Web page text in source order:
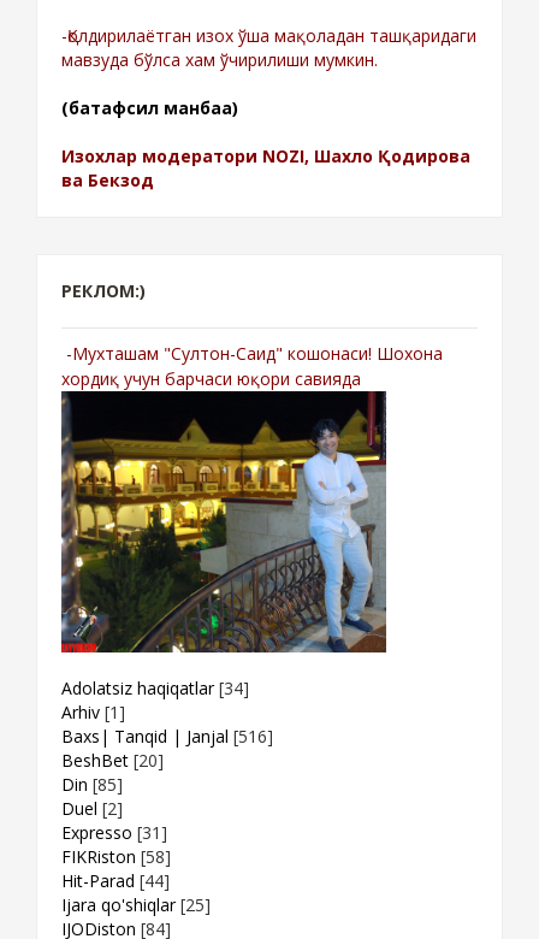
-Қолдирилаётган изох ўша мақоладан ташқаридаги
мавзуда бўлса хам ўчирилиши мумкин.
(батафсил манбаа)
Изохлар модератори NOZI, Шахло Қодирова
ва Бекзод
РЕКЛОМ:)
-Мухташам "Султон-Саид" кошонаси! Шохона
хордиқ учун барчаси юқори савияда
Adolatsiz haqiqatlar [34]
Arhiv [1]
Baxs| Tanqid | Janjal [516]
BeshBet [20]
Din [85]
Duel [2]
Expresso [31]
FIKRiston [58]
Hit-Parad [44]
Ijara qo'shiqlar [25]
IJODiston [84]